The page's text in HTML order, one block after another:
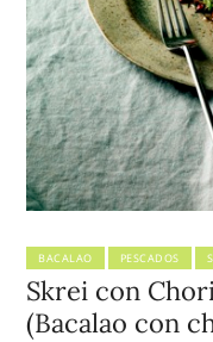
BACALAO PESCADOS
Skrei con
(Bacalao con